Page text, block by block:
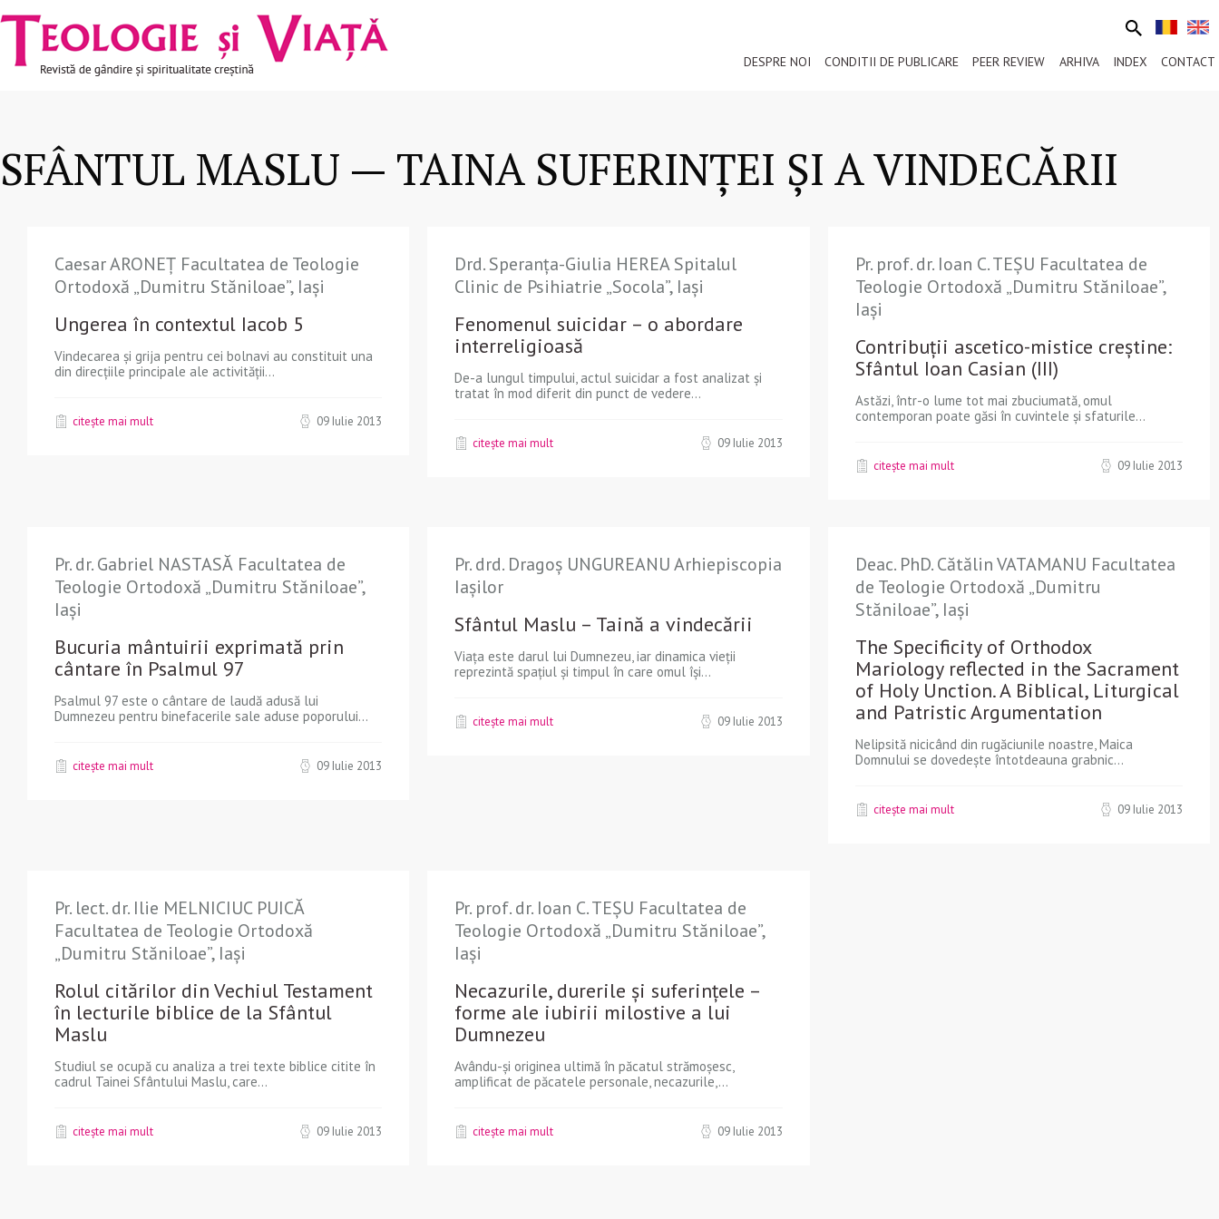
Mergi la conţinutul principal
Navigare
principală
DESPRE NOI CONDITII DE PUBLICARE PEER REVIEW ARHIVA INDEX CONTACT
SFÂNTUL MASLU — TAINA SUFERINȚEI ȘI A VINDECĂRII
Caesar ARONEȚ Facultatea de Teologie
Ortodoxă „Dumitru Stăniloae”, Iași
Ungerea în contextul Iacob 5
Vindecarea și grija pentru cei bolnavi au constituit una
din direcțiile principale ale activității...
citește mai mult 09 Iulie 2013
Drd. Speranţa-Giulia HEREA Spitalul
Clinic de Psihiatrie „Socola”, Iași
Fenomenul suicidar – o abordare
interreligioasă
De-a lungul timpului, actul suicidar a fost analizat şi
tratat în mod diferit din punct de vedere...
citește mai mult 09 Iulie 2013
Pr. prof. dr. Ioan C. TEȘU Facultatea de
Teologie Ortodoxă „Dumitru Stăniloae”,
Iași
Contribuții ascetico-mistice creștine:
Sfântul Ioan Casian (III)
Astăzi, într-o lume tot mai zbuciumată, omul
contemporan poate găsi în cuvintele și sfaturile...
citește mai mult 09 Iulie 2013
Pr. dr. Gabriel NASTASĂ Facultatea de
Teologie Ortodoxă „Dumitru Stăniloae”,
Iași
Bucuria mântuirii exprimată prin
cântare în Psalmul 97
Psalmul 97 este o cântare de laudă adusă lui
Dumnezeu pentru binefacerile sale aduse poporului...
citește mai mult 09 Iulie 2013
Pr. drd. Dragoș UNGUREANU Arhiepiscopia
Iașilor
Sfântul Maslu – Taină a vindecării
Viaţa este darul lui Dumnezeu, iar dinamica vieții
reprezintă spaţiul şi timpul în care omul îşi...
citește mai mult 09 Iulie 2013
Deac. PhD. Cătălin VATAMANU Facultatea
de Teologie Ortodoxă „Dumitru
Stăniloae”, Iași
The Specificity of Orthodox
Mariology reflected in the Sacrament
of Holy Unction. A Biblical, Liturgical
and Patristic Argumentation
Nelipsită nicicând din rugăciunile noastre, Maica
Domnului se dovedeşte întotdeauna grabnic...
citește mai mult 09 Iulie 2013
Pr. lect. dr. Ilie MELNICIUC PUICĂ
Facultatea de Teologie Ortodoxă
„Dumitru Stăniloae”, Iași
Rolul citărilor din Vechiul Testament
în lecturile biblice de la Sfântul
Maslu
Studiul se ocupă cu analiza a trei texte biblice citite în
cadrul Tainei Sfântului Maslu, care...
citește mai mult 09 Iulie 2013
Pr. prof. dr. Ioan C. TEȘU Facultatea de
Teologie Ortodoxă „Dumitru Stăniloae”,
Iași
Necazurile, durerile și suferințele –
forme ale iubirii milostive a lui
Dumnezeu
Avându-și originea ultimă în păcatul strămoșesc,
amplificat de păcatele personale, necazurile,...
citește mai mult 09 Iulie 2013